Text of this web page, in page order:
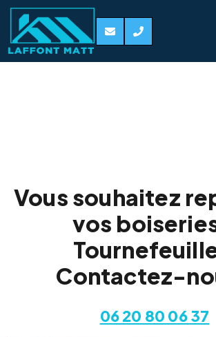
Vous souhaitez
vos
Contactez-
06 20 80 06 37